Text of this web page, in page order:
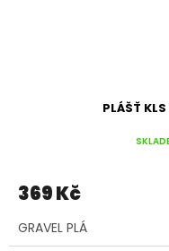
PLÁŠŤ
369 Kč
GRAVEL PLÁ